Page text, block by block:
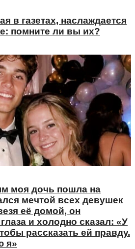
в газетах, наслаждается
помните ли вы их?
моя дочь пошла на
мечтой всех девушек
её домой, он
и холодно сказал: «У
рассказать ей правду.
я»